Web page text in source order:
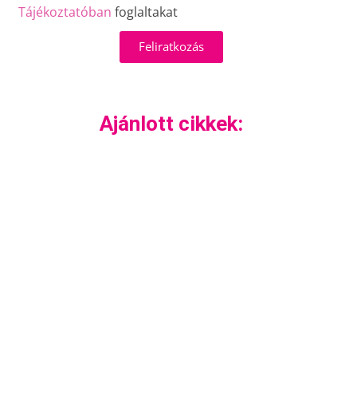
Tájékoztatóban foglaltakat
Feliratkozás
Ajánlott cikkek: